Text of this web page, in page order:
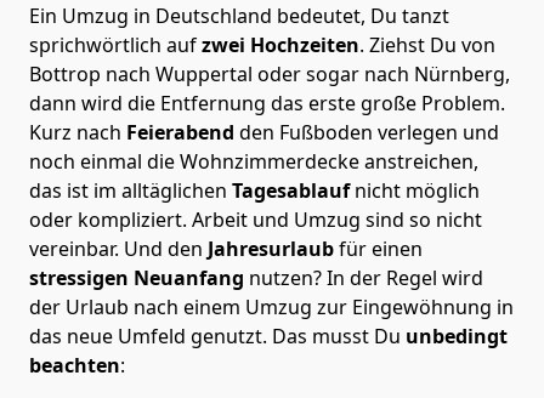
Ein Umzug in Deutschland bedeutet, Du tanzt
sprichwörtlich aufzwei Hochzeiten. Ziehst Du von
Bottrop nach Wuppertal oder sogar nach Nürnberg,
dann wird die Entfernung das erste große Problem.
Kurz nach Feierabend den Fußboden verlegen und
noch einmal die Wohnzimmerdecke anstreichen,
das ist im alltäglichen Tagesablaufnicht möglich
oder kompliziert. Arbeit und Umzug sind so nicht
vereinbar. Und den Jahresurlaubfür einen
stressigen Neuanfang nutzen? In der Regel wird
der Urlaub nach einem Umzug zur Eingewöhnung in
das neue Umfeld genutzt. Das musst Du unbedingt
beachten: